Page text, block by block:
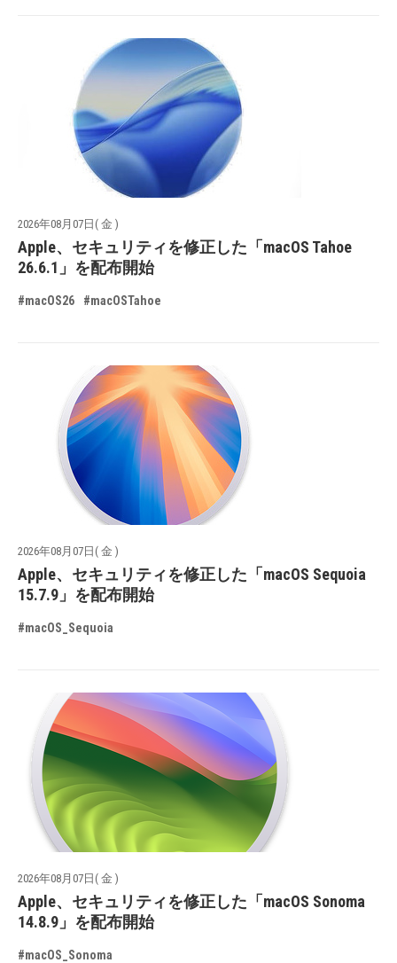
2026年08月07日( 金 )
Apple、セキュリティを修正した「macOS Tahoe
26.6.1」を配布開始
#macOS26 #macOSTahoe
2026年08月07日( 金 )
Apple、セキュリティを修正した「macOS Sequoia
15.7.9」を配布開始
#macOS_Sequoia
2026年08月07日( 金 )
Apple、セキュリティを修正した「macOS Sonoma
14.8.9」を配布開始
#macOS_Sonoma